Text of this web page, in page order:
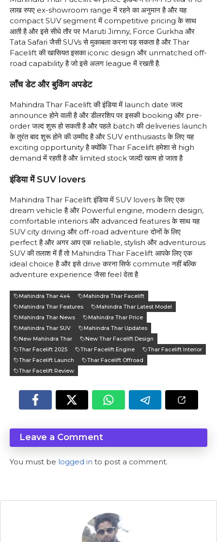
लाख रुपए ex-showroom range में रहने का अनुमान है और यह
compact SUV segment में competitive pricing के साथ
आती है और इसे सीधे तौर पर Maruti Jimny, Force Gurkha और
Tata Safari जैसी SUVs से मुकाबला करना पड़ सकता है और Thar
Facelift की खासियत इसका iconic design और unmatched off-
road capability है जो इसे अलग league में रखती है.
लॉंच डेट और बुकिंग अपडेट
Mahindra Thar Facelift की इंडिया में launch date जल्द
announce होने वाली है और डीलरशिप पर इसकी booking और pre-
order जल्द शुरू हो सकती है और पहले batch की deliveries launch
के तुरंत बाद शुरू होने की उम्मीद है और SUV enthusiasts के लिए यह
exciting opportunity है क्योंकि Thar Facelift हमेशा से high
demand में रहती है और limited stock जल्दी खत्म हो जाता है
इंडिया में SUV lovers
Mahindra Thar Facelift इंडिया में SUV lovers के लिए एक
dream vehicle है और Powerful engine, modern design,
comfortable interiors और advanced features के साथ यह
SUV city driving और off-road adventure दोनों के लिए
perfect है और अगर आप एक reliable, stylish और adventurous
SUV की तलाश में हैं तो Mahindra Thar Facelift आपके लिए एक
ideal choice है और इसे drive करना सिर्फ commute नहीं बल्कि
adventure experience जैसा feel देता है
Mahindra Thar 4x4
Mahindra Thar Facelift
Mahindra Thar Features
Mahindra Thar Latest Model
Mahindra Thar News
Mahindra Thar Price
Mahindra Thar SUV
Mahindra Thar Updates
New Mahindra Thar
New Thar Facelift Design
Thar Facelift 2025
Thar Facelift Engine
Thar Facelift Interior
Thar Facelift Launch
Thar Facelift Offroad
Thar Facelift Review
Leave a Comment
You must be logged in to post a comment.